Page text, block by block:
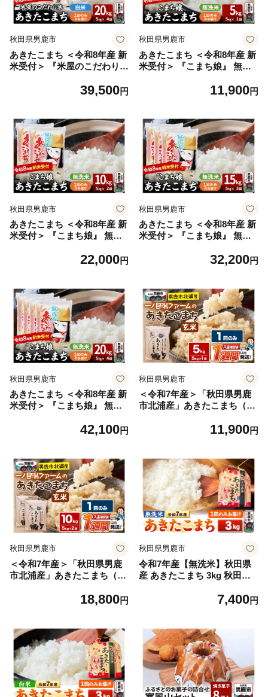
秋田県男鹿市
あきたこまち ＜令和8年産 新
米受付＞ 『米屋のこだわり
吉運商店 [あきたこまち ブラ
県 男鹿市 秋田県産]
39,500円
秋田県男鹿市
あきたこまち ＜令和8年産 新
米受付＞ 『こまち娘』 無洗
[新米 先行受付 米 こめ コメ
11,900円
秋田県男鹿市
あきたこまち ＜令和8年産 新
米受付＞ 『こまち娘』 無洗
店 [新米 先行受付 米 こめ コ
22,000円
秋田県男鹿市
あきたこまち ＜令和8年産 新
米受付＞ 『こまち娘』 無洗
店 [新米 先行受付 米 こめ コ
32,200円
秋田県男鹿市
あきたこまち ＜令和8年産 新
米受付＞ 『こまち娘』 無洗
店 [新米 先行受付 米 こめ コ
42,100円
秋田県男鹿市
＜令和7年産＞「秋田県男鹿
市北浦産」あきたこまち（玄
ンド米 お米 玄米 米どころ 秋
11,900円
秋田県男鹿市
＜令和7年産＞「秋田県男鹿
市北浦産」あきたこまち（玄
たこまち ブランド米 お米 玄
18,800円
秋田県男鹿市
令和7年産【無洗米】秋田県
産 あきたこまち 3kg 秋田県
ライン あきたこまち ブレン
7,400円